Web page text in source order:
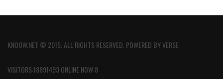
KNOOW.NET © 2015. ALL RIGHTS RESERVED. POWERED BYVERSE
VISITORS:18891493 ONLINE NOW:8